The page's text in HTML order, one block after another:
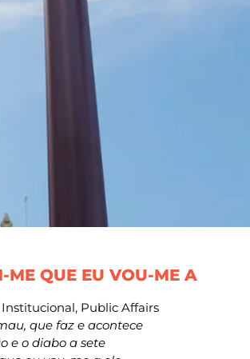
ME QUE EU VOU-ME A
Institucional, Public Affairs
que faz e acontece
e o diabo a sete